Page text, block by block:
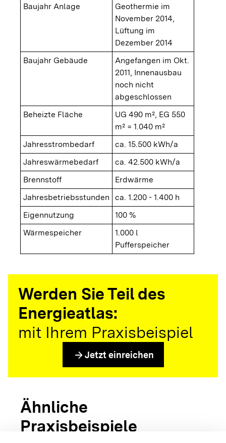
Baujahr Anlage
Geothermie im
November 2014,
Lüftung im
Dezember 2014
Baujahr Gebäude
Angefangen im Okt.
2011, Innenausbau
noch nicht
abgeschlossen
Beheizte Fläche
UG 490 m², EG 550
m² = 1.040 m²
Jahresstrombedarf
ca. 15.500 kWh/a
Jahreswärmebedarf
ca. 42.500 kWh/a
Brennstoff
Erdwärme
Jahresbetriebsstunden
ca. 1.200 - 1.400 h
Eigennutzung
100 %
Wärmespeicher
1.000 l
Pufferspeicher
Werden Sie Teil des
Energieatlas:
mit Ihrem Praxisbeispiel
arrow_forward Jetzt einreichen
Ähnliche
Praxisbeispiele